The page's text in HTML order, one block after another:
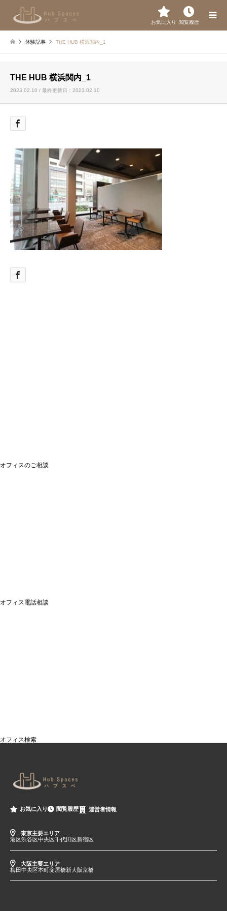
お気に入り 閲覧履歴
体験記事 THE HUB 横浜関内_1
THE HUB 横浜関内_1
2023.02.10 / 最終更新日：2023.02.10
オフィスのご相談
オフィス電話相談
オフィス検索
お気に入り 閲覧履歴 運営者情報
東京主要エリア
港区渋谷区中央区千代田区新宿区
大阪主要エリア
梅田中央区本町淀屋橋新大阪京橋